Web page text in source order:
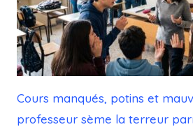
Cours manqués, potins et
professeur sème la terreur